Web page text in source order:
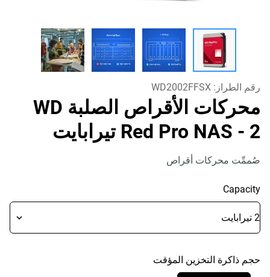
رقم الطراز: WD2002FFSX
محركات الأقراص الصلبة WD
Red Pro NAS - 2 تيرابايت
صُممِّت محركات أقراص
Capacity
حجم ذاكرة التخزين المؤقت